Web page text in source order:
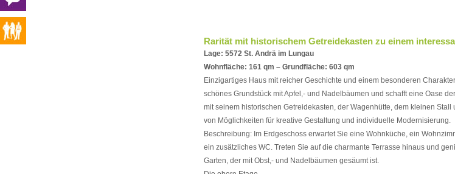
Rarität mit historischem Getreidekasten zu einem
Lage: 5572 St. Andrä im Lungau
Wohnfläche: 161 qm – Grundfläche: 603 qm
Einzigartiges Haus mit reicher Geschichte und einem besonderen
schönes Grundstück mit Apfel,- und Nadelbäumen und schafft eine Oase
mit seinem historischen Getreidekasten, der Wagenhütte, dem kleinen
von Möglichkeiten für kreative Gestaltung und individuelle Modernisierung.
Beschreibung: Im Erdgeschoss erwartet Sie eine Wohnküche, ein
ein zusätzliches WC. Treten Sie auf die charmante Terrasse hinaus und
Garten, der mit Obst,- und Nadelbäumen gesäumt ist.